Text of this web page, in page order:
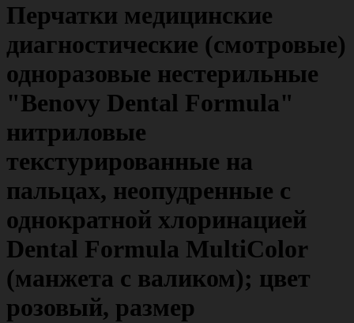
Перчатки медицинские
диагностические (смотровые)
одноразовые нестерильные
"Benovy Dental Formula"
нитриловые
текстурированные на
пальцах, неопудренные с
однократной хлоринацией
Dental Formula MultiColor
(манжета с валиком); цвет
розовый, размер